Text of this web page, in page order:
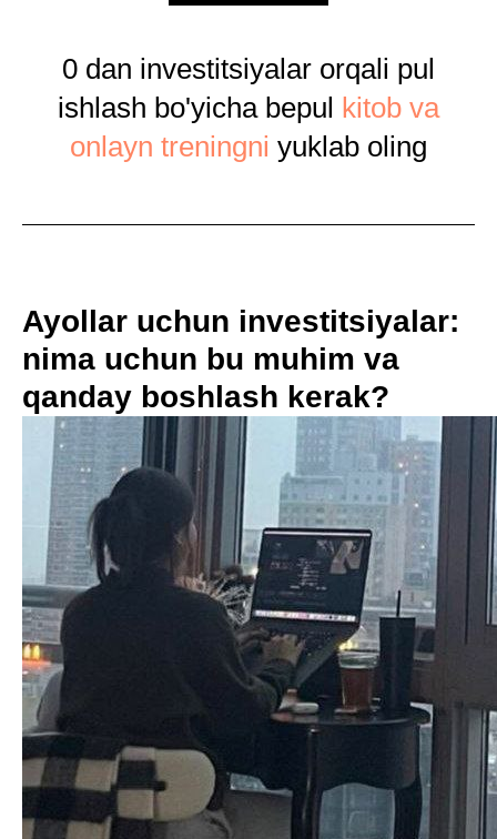
0 dan investitsiyalar orqali pul
ishlash bo'yicha bepul kitob va
onlayn treningni yuklab oling
Ayollar uchun investitsiyalar:
nima uchun bu muhim va
qanday boshlash kerak?